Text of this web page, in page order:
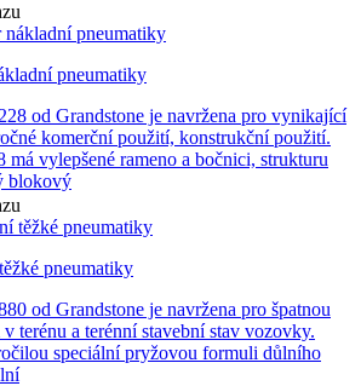
pneumatiky
od Grandstone je navržena pro vynikající
komerční použití, konstrukční použití.
má vylepšené rameno a bočnici, strukturu
blokový
pneumatiky
od Grandstone je navržena pro špatnou
terénu a terénní stavební stav vozovky.
speciální pryžovou formuli důlního